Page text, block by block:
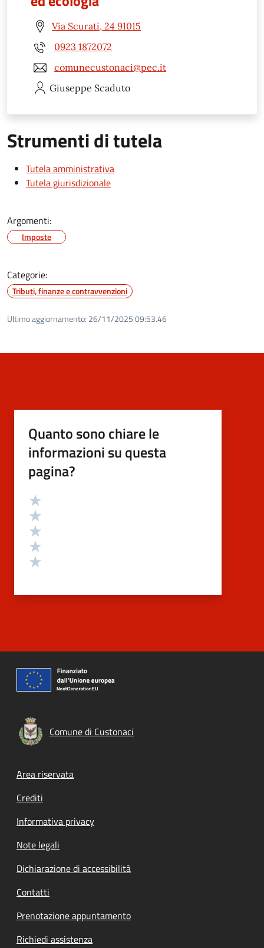
Via Scurati, 24 91015
0923 1872072
comunecustonaci@pec.it
Giuseppe Scaduto
Strumenti di tutela
Tutela amministrativa
Tutela giurisdizionale
Argomenti:
Imposte
Categorie:
Tributi, finanze e contravvenzioni
Ultimo aggiornamento: 26/11/2025 09:53.46
Quanto sono chiare le
informazioni su questa
pagina?
Valutazione
Comune di Custonaci
Footer menu
Area riservata
Crediti
Informativa privacy
Note legali
Dichiarazione di accessibilità
Contatti
Prenotazione appuntamento
Richiedi assistenza